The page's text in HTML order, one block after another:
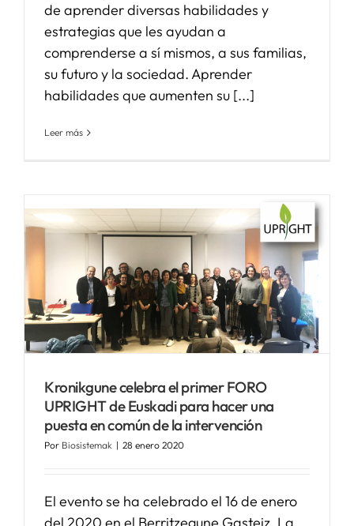
de aprender diversas habilidades y
estrategias que les ayudan a
comprenderse a sí mismos, a sus familias,
su futuro y la sociedad. Aprender
habilidades que aumenten su [...]
Leer más
Kronikgune celebra el primer FORO
UPRIGHT de Euskadi para hacer una
puesta en común de la intervención
Por Biosistemak | 28 enero 2020
El evento se ha celebrado el 16 de enero